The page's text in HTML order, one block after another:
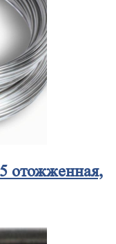
отожженная,